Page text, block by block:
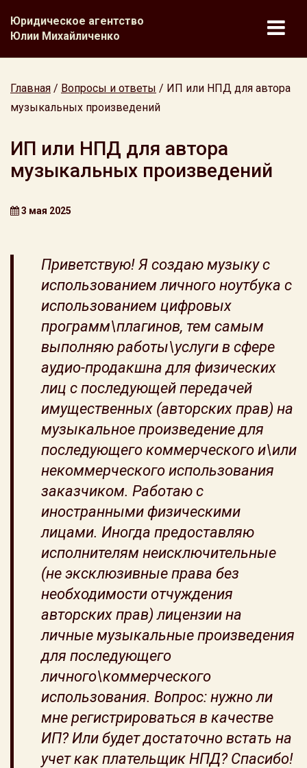
Юридическое агентство
Юлии Михайличенко
Главная / Вопросы и ответы / ИП или НПД для автора
музыкальных произведений
ИП или НПД для автора
музыкальных произведений
3 мая 2025
Приветствую! Я создаю музыку с
использованием личного ноутбука с
использованием цифровых
программ\плагинов, тем самым
выполняю работы\услуги в сфере
аудио-продакшна для физических
лиц с последующей передачей
имущественных (авторских прав) на
музыкальное произведение для
последующего коммерческого и\или
некоммерческого использования
заказчиком. Работаю с
иностранными физическими
лицами. Иногда предоставляю
исполнителям неисключительные
(не эксклюзивные права без
необходимости отчуждения
авторских прав) лицензии на
личные музыкальные произведения
для последующего
личного\коммерческого
использования. Вопрос: нужно ли
мне регистрироваться в качестве
ИП? Или будет достаточно встать на
учет как плательщик НПД? Спасибо!